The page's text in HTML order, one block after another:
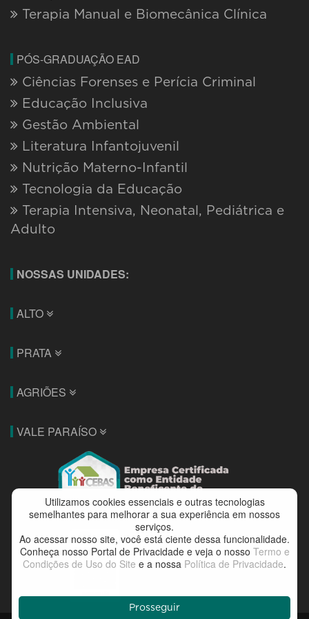
Terapia Manual e Biomecânica Clínica
PÓS-GRADUAÇÃO EAD
Ciências Forenses e Perícia Criminal
Educação Inclusiva
Gestão Ambiental
Literatura Infantojuvenil
Nutrição Materno-Infantil
Tecnologia da Educação
Terapia Intensiva, Neonatal, Pediátrica e
Adulto
NOSSAS UNIDADES:
ALTO
PRATA
AGRIÕES
VALE PARAÍSO
Utilizamos cookies essenciais e outras tecnologias
semelhantes para melhorar a sua experiência em nossos
serviços.
Ao acessar nosso site, você está ciente dessa funcionalidade.
Conheça nosso Portal de Privacidade e veja o nosso Termo e
Condições de Uso do Site e a nossa Política de Privacidade.
Prosseguir